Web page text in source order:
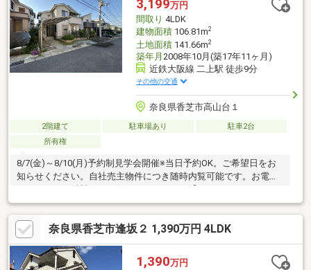
3,199万円
間取り 4LDK
建物面積106.81m2
土地面積141.66m2
築年月 2008年10月(築17年11ヶ月)
近鉄大阪線 二上駅 徒歩9分
その他の交通
奈良県香芝市高山台１
2階建て 駐車場あり
駐車2台
所有権
8/7(金)～8/10(月)予約制見学会開催※当日予約OK。ご希望日をお
知らせください。自社売主物件につき随時内覧可能です。お電話
ト】・本物件は条件により住宅ローン減税が適用されます。・雨
漏り、構造上主要な部分の欠陥や・腐食、給排水管の故障や漏水
についてお引渡しより２年間保証・シロアリ防除工事施工後5年間
保証・お客様に合わせたローンの組み方や金融機関をご提案。住
宅ローンが初めての方でもお気軽にご相談ください
奈良県香芝市逢坂２ 1,390万円 4LDK
1,390万円